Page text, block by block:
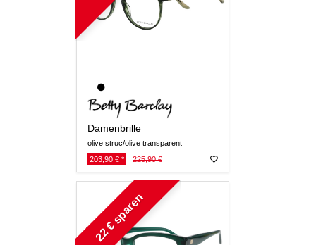
Damenbrille
olive struc/olive transparent
203,90 € *
225,90 €
22 € sparen